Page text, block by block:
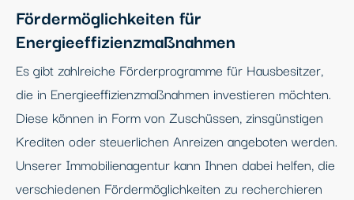
Fördermöglichkeiten für
Energieeffizienzmaßnahmen
Es gibt zahlreiche Förderprogramme für Hausbesitzer,
die in Energieeffizienzmaßnahmen investieren möchten.
Diese können in Form von Zuschüssen, zinsgünstigen
Krediten oder steuerlichen Anreizen angeboten werden.
Unserer Immobilienagentur kann Ihnen dabei helfen, die
verschiedenen Fördermöglichkeiten zu recherchieren